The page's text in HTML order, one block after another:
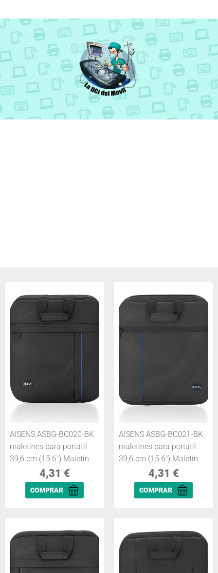
AISENS ASBG-BC020-BK
maletines para portátil
39,6 cm (15.6") Maletín
4,31 €
COMPRAR
AISENS ASBG-BC021-BK
maletines para portátil
39,6 cm (15.6") Maletín
4,31 €
COMPRAR